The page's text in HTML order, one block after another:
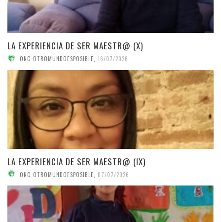
LA EXPERIENCIA DE SER MAESTR@ (X)
ONG OTROMUNDOESPOSIBLE 16/07/2026
LA EXPERIENCIA DE SER MAESTR@ (IX)
ONG OTROMUNDOESPOSIBLE 07/07/2026